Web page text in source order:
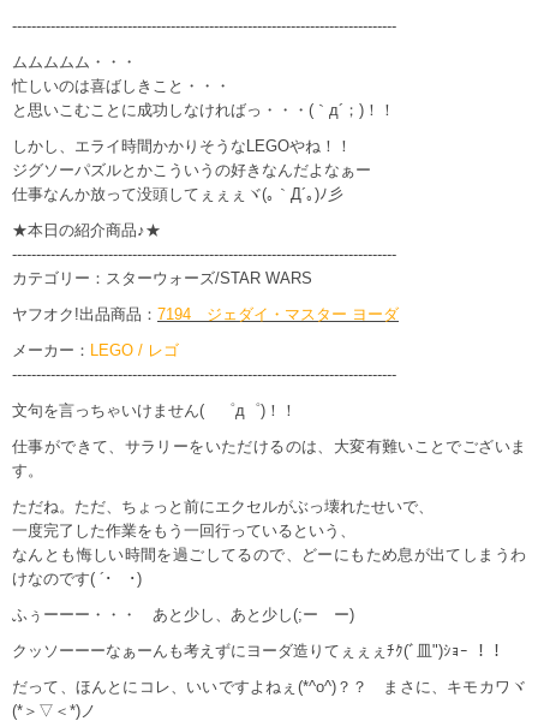
--------------------------------------------------------------------------------
ムムムムム・・・
忙しいのは喜ばしきこと・・・
と思いこむことに成功しなければっ・・・(｀д´；)！！
しかし、エライ時間かかりそうなLEGOやね！！
ジグソーパズルとかこういうの好きなんだよなぁー
仕事なんか放って没頭してぇぇぇヾ(｡｀Д´｡)ﾉ彡
★本日の紹介商品♪★
--------------------------------------------------------------------------------
カテゴリー：スターウォーズ/STAR WARS
ヤフオク!出品商品： 7194 ジェダイ・マスター ヨーダ
メーカー：
LEGO / レゴ
--------------------------------------------------------------------------------
文句を言っちゃいけません( ゜д゜)！！
仕事ができて、サラリーをいただけるのは、大変有難いことでございま
す。
ただね。ただ、ちょっと前にエクセルがぶっ壊れたせいで、
一度完了した作業をもう一回行っているという、
なんとも悔しい時間を過ごしてるので、どーにもため息が出てしまうわ
けなのです( ´･ゝ･)
ふぅーーー・・・ あと少し、あと少し(;ーゝー)
クッソーーーなぁーんも考えずにヨーダ造りてぇぇぇﾁｸ(ﾞ皿")ｼｮｰ ！！
だって、ほんとにコレ、いいですよねぇ(*^o^)？？ まさに、キモカワヾ
(*＞▽＜*)ノ